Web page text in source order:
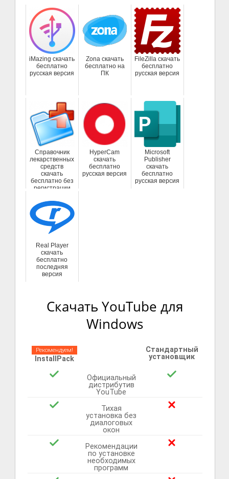
iMazing скачать
бесплатно
русская версия
Zona скачать
бесплатно на
ПК
FileZilla скачать
бесплатно
русская версия
Справочник
лекарственных
средств
скачать
бесплатно без
регистрации
HyperCam
скачать
бесплатно
русская версия
Microsoft
Publisher
скачать
бесплатно
русская версия
Real Player
скачать
бесплатно
последняя
версия
Скачать YouTube для
Windows
Рекомендуем!
InstallPack
Стандартный
установщик
Официальный
дистрибутив
YouTube
Тихая
установка без
диалоговых
окон
Рекомендации
по установке
необходимых
программ